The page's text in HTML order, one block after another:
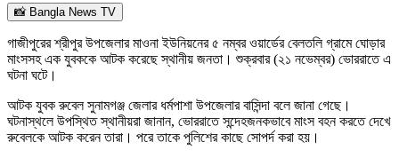
📸 Bangla News TV
গাজীপুরের শ্রীপুর উপজেলার মাওনা ইউনিয়নের ৫ নম্বর ওয়ার্ডের বেলতলি গ্রামে ঘোড়ার
মাংসসহ এক যুবককে আটক করেছে স্থানীয় জনতা। শুক্রবার (২১ নভেম্বর) ভোররাতে এ
ঘটনা ঘটে।
আটক যুবক রুবেল সুনামগঞ্জ জেলার ধর্মপাশা উপজেলার বাসিন্দা বলে জানা গেছে।
ঘটনাস্থলে উপস্থিত স্থানীয়রা জানান, ভোররাতে সন্দেহজনকভাবে মাংস বহন করতে দেখে
রুবেলকে আটক করেন তারা। পরে তাকে পুলিশের কাছে সোপর্দ করা হয়।